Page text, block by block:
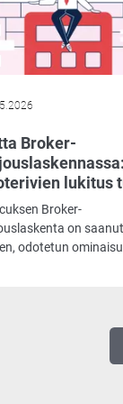
kalliille virheille.
Broker-
lukitus
Broker-
on saanut
odotetun
silloinkin, kun